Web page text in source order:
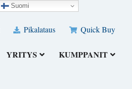
Pikalataus Quick Buy
YRITYS KUMPPANIT
Suomi